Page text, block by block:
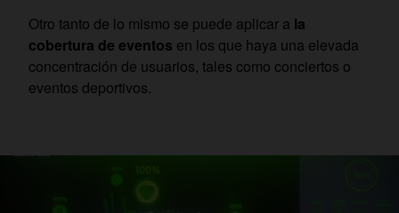
Otro tanto de lo mismo se puede aplicar a la
cobertura de eventos en los que haya una elevada
concentración de usuarios, tales como conciertos o
eventos deportivos.